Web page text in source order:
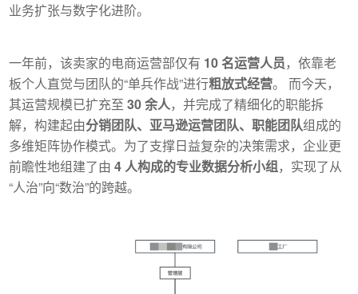
业务扩张与数字化进阶。
一年前，该卖家的电商运营部仅有 10 名运营人员，依靠老
板个人直觉与团队的“单兵作战”进行粗放式经营。 而今天，
其运营规模已扩充至30 余人，并完成了精细化的职能拆
解，构建起由分销团队、亚马逊运营团队、职能团队组成的
多维矩阵协作模式。为了支撑日益复杂的决策需求，企业更
前瞻性地组建了由4 人构成的专业数据分析小组，实现了从
“人治”向“数治”的跨越。